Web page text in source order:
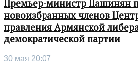
Премьер-министр Пашинян
новоизбранных членов
правления Армянской
демократической партии
30 мая 20:07